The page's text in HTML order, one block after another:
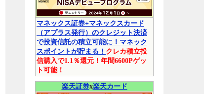
マネックス証券+マネックスカード
（アプラス発行）のクレジット決済
で投資信託の積立可能に！マネック
スポイントが貯まる！ クレカ積立投
信購入で1.1％還元！年間6600Pゲッ
ト可能！
楽天証券x楽天カード